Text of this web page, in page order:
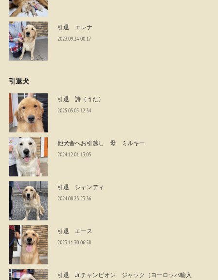
引退 エレナ
2023.09.24 00:17
引退犬
引退 詩（うた）
2025.05.05 12:34
他犬舎へお引越し 母 ミルキー
2024.12.01 13:05
引退 シャンディ
2024.08.23 23:36
引退 エース
2023.11.30 06:58
引退 Jr.チャンピオン ジャック（ヨーロッパ輸入